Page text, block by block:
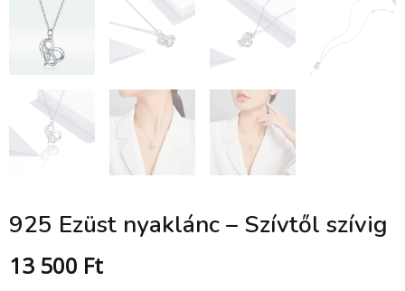
925 Ezüst nyaklánc – Szívtől szívig
13 500 Ft